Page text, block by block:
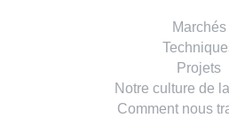
Marchés
Projets
Notre culture de
Comment nous